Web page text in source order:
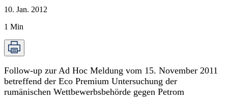
10. Jan. 2012
1 Min
Follow-up zur Ad Hoc Meldung vom 15. November 2011
betreffend der Eco Premium Untersuchung der
rumänischen Wettbewerbsbehörde gegen Petrom